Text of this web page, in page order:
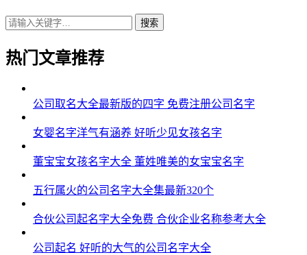
搜索
热门文章推荐
公司取名大全最新版的四字 免费注册公司名字
女婴名字洋气有涵养 好听少见女孩名字
董宝宝女孩名字大全 董姓唯美的女宝宝名字
五行属火的公司名字大全集最新320个
合伙公司起名字大全免费 合伙企业名称参考大全
公司起名 好听的大气的公司名字大全